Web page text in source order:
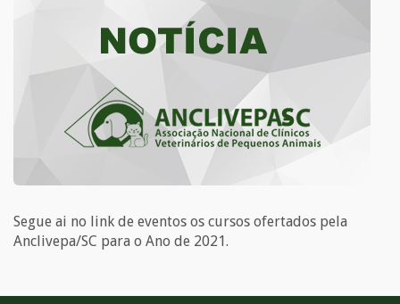
Segue ai no link de eventos os cursos ofertados pela
Anclivepa/SC para o Ano de 2021.